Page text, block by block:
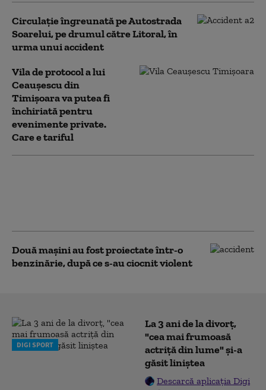
Circulație îngreunată pe Autostrada
Soarelui, pe drumul către Litoral, în
urma unui accident
Vila de protocol a lui
Ceauşescu din
Timișoara va putea fi
închiriată pentru
evenimente private.
Care e tariful
Două mașini au fost proiectate într-o
benzinărie, după ce s-au ciocnit violent
DIGI SPORT
La 3 ani de la divorț,
"cea mai frumoasă
actriță din lume" și-a
găsit liniștea
Descarcă aplicația Digi